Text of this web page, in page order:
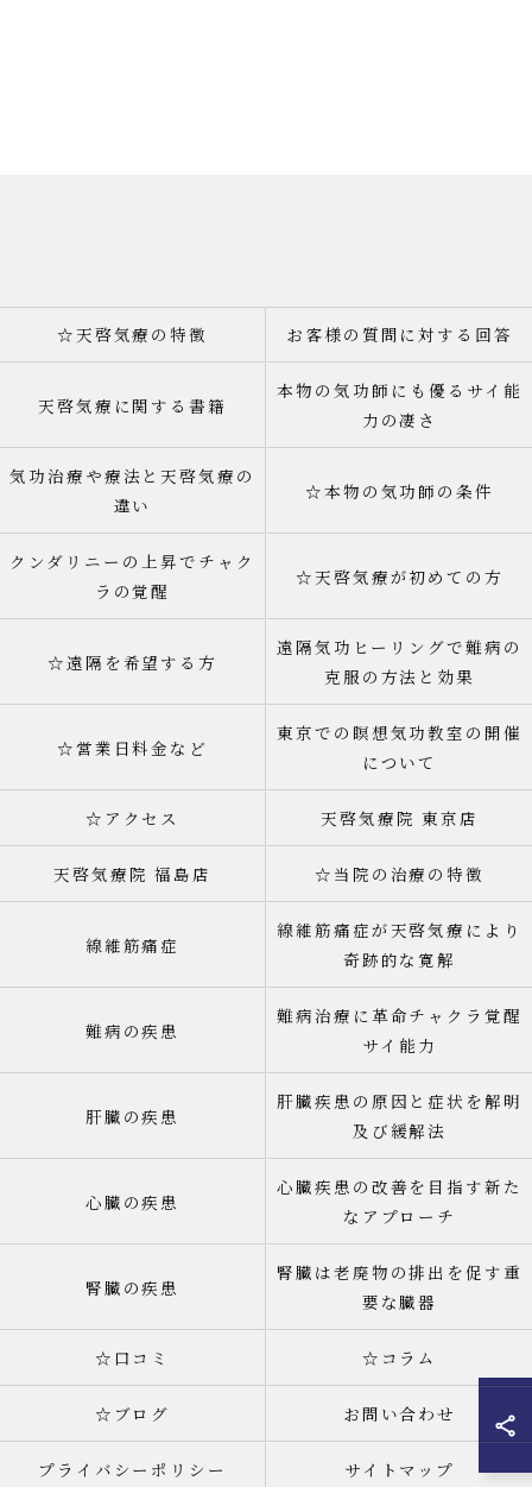
☆天啓気療の特徴 お客様の質問に対する回答
天啓気療に関する書籍
本物の気功師にも優るサイ能
力の凄さ
気功治療や療法と天啓気療の
違い
☆本物の気功師の条件
クンダリニーの上昇でチャク
ラの覚醒
☆天啓気療が初めての方
☆遠隔を希望する方
遠隔気功ヒーリングで難病の
克服の方法と効果
☆営業日料金など
東京での瞑想気功教室の開催
について
☆アクセス 天啓気療院 東京店
天啓気療院 福島店 ☆当院の治療の特徴
線維筋痛症
線維筋痛症が天啓気療により
奇跡的な寛解
難病の疾患
難病治療に革命チャクラ覚醒
サイ能力
肝臓の疾患
肝臓疾患の原因と症状を解明
及び緩解法
心臓の疾患
心臓疾患の改善を目指す新た
なアプローチ
腎臓の疾患
腎臓は老廃物の排出を促す重
要な臓器
☆口コミ ☆コラム
☆ブログ お問い合わせ
プライバシーポリシー サイトマップ